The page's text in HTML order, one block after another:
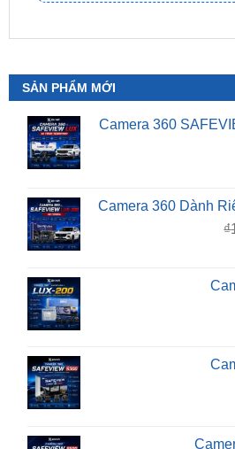
SẢN PHẨM MỚI
Camera 360
Camera 360 Dành
₫